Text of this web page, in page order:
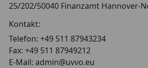
25/202/50040 Finanzamt Hannover-
Kontakt:
Telefon: +49 511 87943234
Fax: +49 511 87949212
E-Mail: admin@uvvo.eu